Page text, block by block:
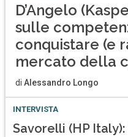
D’Angelo
sulle
conquistare (e
mercato della
di Alessandro Longo
INTERVISTA
Savorelli (HP